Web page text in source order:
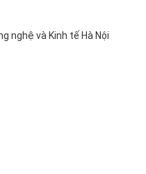
nghệ và Kinh tế Hà Nội